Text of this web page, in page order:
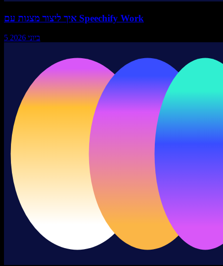
איך ליצור מצגות עם Speechify Work
5 ביוני 2026